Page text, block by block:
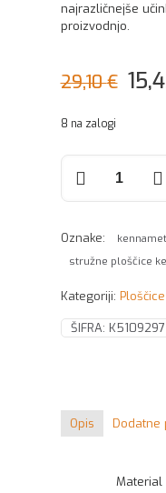
najrazličnejše
proizvodnjo.
29,10€
bila:
8 na zalogi
Stružne
DNGG150608FS
Kennametal
Oznake:
stružne ploščice
Kategoriji:
ŠIFRA: K5109297
Opis Dodatne
Material